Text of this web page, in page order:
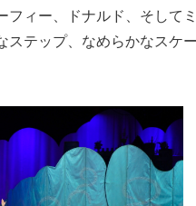
ィー、ドナルド、そして
テップ、なめらかなスケ